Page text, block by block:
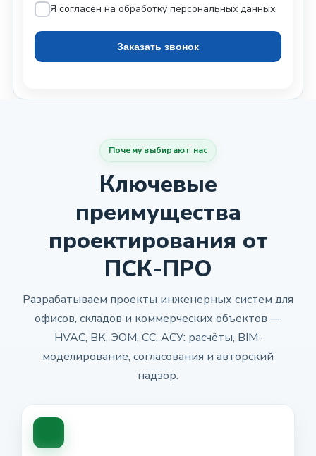
Я согласен на обработку персональных данных
Почему выбирают нас
Ключевые
преимущества
проектирования от
ПСК-ПРО
Разрабатываем проекты инженерных систем для
офисов, складов и коммерческих объектов —
HVAC, ВК, ЭОМ, СС, АСУ: расчёты, BIM-
моделирование, согласования и авторский
надзор.